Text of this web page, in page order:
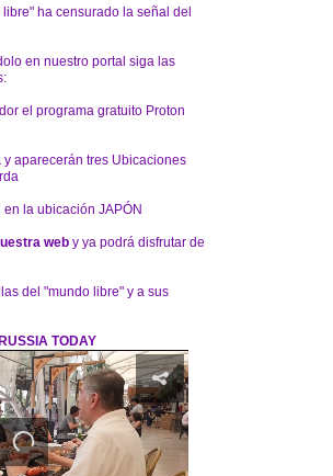
ha censurado la señal del
en nuestro portal siga las
el programa gratuito Proton
y aparecerán tres Ubicaciones
en la ubicación JAPÓN
web y ya podrá disfrutar de
del "mundo libre" y a sus
TODAY